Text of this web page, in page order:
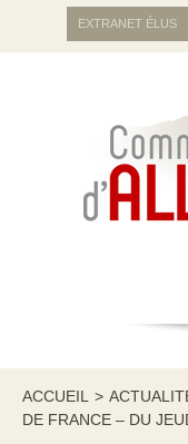
EXTRANET ÉLUS
ACCUEIL >
DE FRANCE – DU